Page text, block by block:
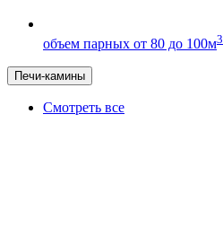
объем парных от 80 до 100м3
Печи-камины
Смотреть все